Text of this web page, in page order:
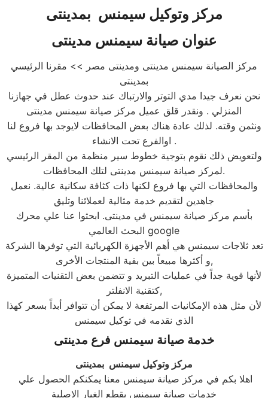
مركز وتوكيل سيمنس بمدينتى
عنوان صيانة سيمنس مدينتى
مركز الصيانة سيمنس مدينتى ومدينتى مصر >> مقرنا الرئيسي
بمدينتى
نحن نعرف جيدا مدي التوتر والارتباك عند حدوث عطل في جهازنا
المنزلي . ونقدر قلق عميل مركز صيانة سيمنس مدينتى
ونثمن وقته. لذلك عادة هناك بعض المحافظات لايوجد بها فروع لنا
اوالفرع تحت الانشاء .
ولتعويض ذلك نقوم بتوجية خطوط سير منظمة من المقر الرئيسي
لمركز صيانة سيمنس مدينتى لتلك المحافظات.
والمحافظات التي بها فروع لكنها ذات كثافة سكانية عالية. نعمل
جاهدين لتقديم خدمة مثالية لعملائنا وتليق
بأسم مركز صيانة سيمنس في مدينتى. ابحثوا عنا علي محرك
البحث العالمي google
تعد ثلاجات سيمنس هي أهم الأجهزة الكهربائية التي توفرها الشركة
و أكثرها مبيعاً بين بقية المنتجات الأخرى,
لأنها قوية جداً في عمليات التبريد و تتضمن بعض التقنيات المتميزة
كتقنية الانفلتر,
لأن مثل هذه الإمكانيات المرتفعة لا يمكن أن تتوافر أبداً بسعر كهذا
الذي نقدمه في توكيل سيمنس
خدمة صيانة سيمنس فرع مدينتى
مركز وتوكيل سيمنس بمدينتى
خدمات صيانة سيمنس بقطع الغيار الاصلية